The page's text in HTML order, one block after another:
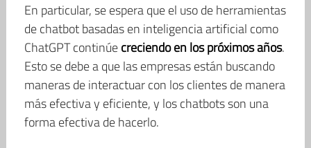
En particular, se espera que el uso de herramientas
de chatbot basadas en inteligencia artificial como
ChatGPT continúecreciendo en los próximos años.
Esto se debe a que las empresas están buscando
maneras de interactuar con los clientes de manera
más efectiva y eficiente, y los chatbots son una
forma efectiva de hacerlo.